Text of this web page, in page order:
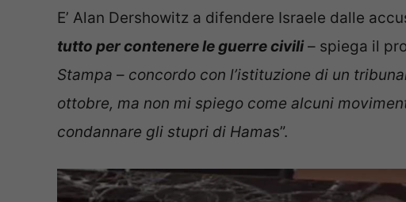
E’ Alan Dershowitz a difendere Israele dalle
tutto per contenere le guerre civili– spiega il
Stampa – concordo con l’istituzione di un
ottobre, ma non mi spiego come alcuni
condannare gli stupri di Hamas”.